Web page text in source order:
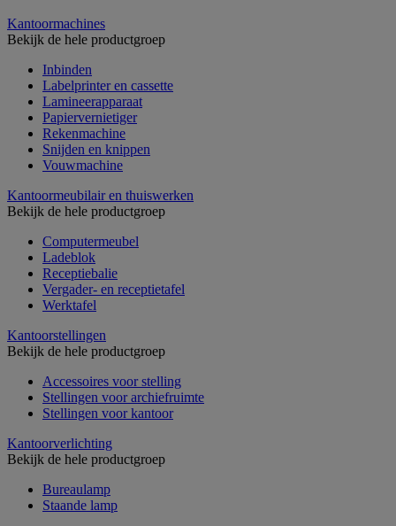
Kantoormachines
Bekijk de hele productgroep
Inbinden
Labelprinter en cassette
Lamineerapparaat
Papiervernietiger
Rekenmachine
Snijden en knippen
Vouwmachine
Kantoormeubilair en thuiswerken
Bekijk de hele productgroep
Computermeubel
Ladeblok
Receptiebalie
Vergader- en receptietafel
Werktafel
Kantoorstellingen
Bekijk de hele productgroep
Accessoires voor stelling
Stellingen voor archiefruimte
Stellingen voor kantoor
Kantoorverlichting
Bekijk de hele productgroep
Bureaulamp
Staande lamp